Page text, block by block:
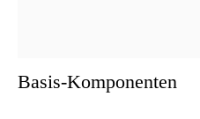
Basis-Komponenten